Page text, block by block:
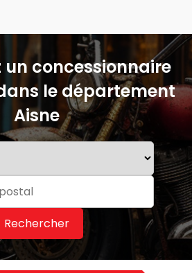
un concessionnaire
le département
Aisne
Rechercher